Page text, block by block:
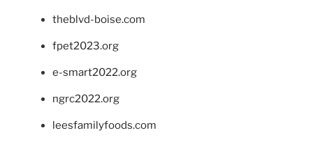
theblvd-boise.com
fpet2023.org
e-smart2022.org
ngrc2022.org
leesfamilyfoods.com